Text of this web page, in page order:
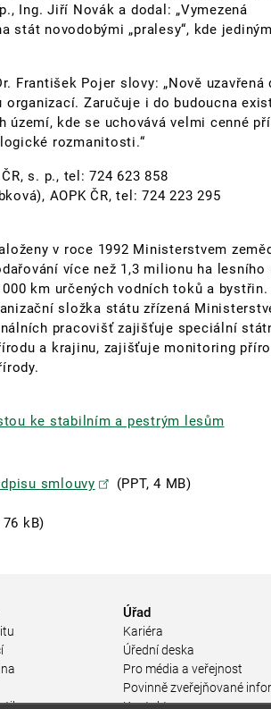
Ing. Jiří Novák a dodal: „Vymezená
stát novodobými „pralesy“, kde jediným
František Pojer slovy: „Nově uzavřená
Zaručuje i do budoucna
území, kde se uchovává velmi cenné
rozmanitosti.“
s. p., tel: 724 623 858
, AOPK ČR, tel: 724 223 295
v roce 1992 Ministerstvem
více než 1,3 milionu ha lesního
km určených vodních toků a bystřin.
složka státu zřízená
pracovišť zajišťuje speciální
a krajinu, zajišťuje monitoring
ke stabilním a pestrým lesům
smlouvy
(PPT, 4 MB)
76 kB)
Úřad
Kariéra
Úřední deska
Pro média a veřejnost
Povinně zveřejňované